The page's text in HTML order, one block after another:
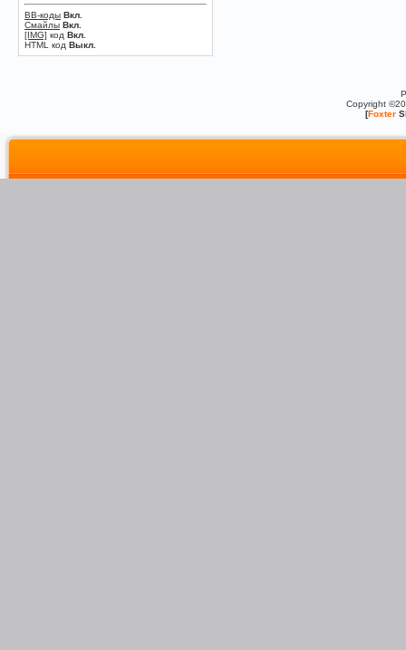
BB-коды Вкл.
Смайлы Вкл.
[IMG] код Вкл.
HTML код Выкл.
Copyright
[Foxter